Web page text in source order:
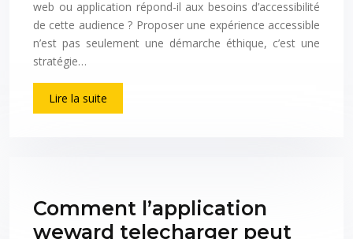
web ou application répond-il aux besoins d’accessibilité
de cette audience ? Proposer une expérience accessible
n’est pas seulement une démarche éthique, c’est une
stratégie…
Lire la suite
Comment l’application
weward telecharger peut